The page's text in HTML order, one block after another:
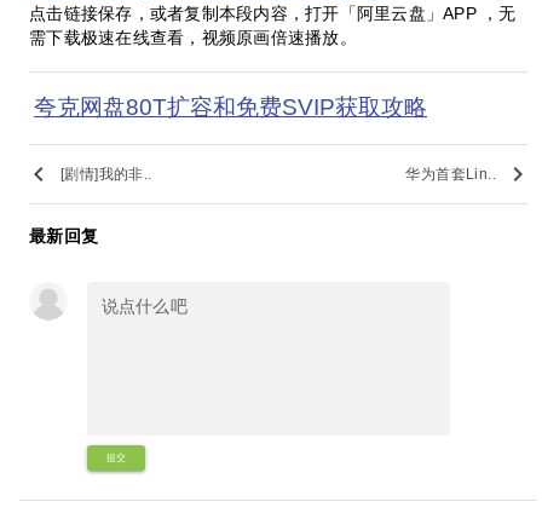
点击链接保存，或者复制本段内容，打开「阿里云盘」APP ，无
需下载极速在线查看，视频原画倍速播放。
夸克网盘80T扩容和免费SVIP获取攻略
keyboard_arrow_left [剧情]我的非.. 华为首套Lin.. keyboard_arrow_right
最新回复
提交